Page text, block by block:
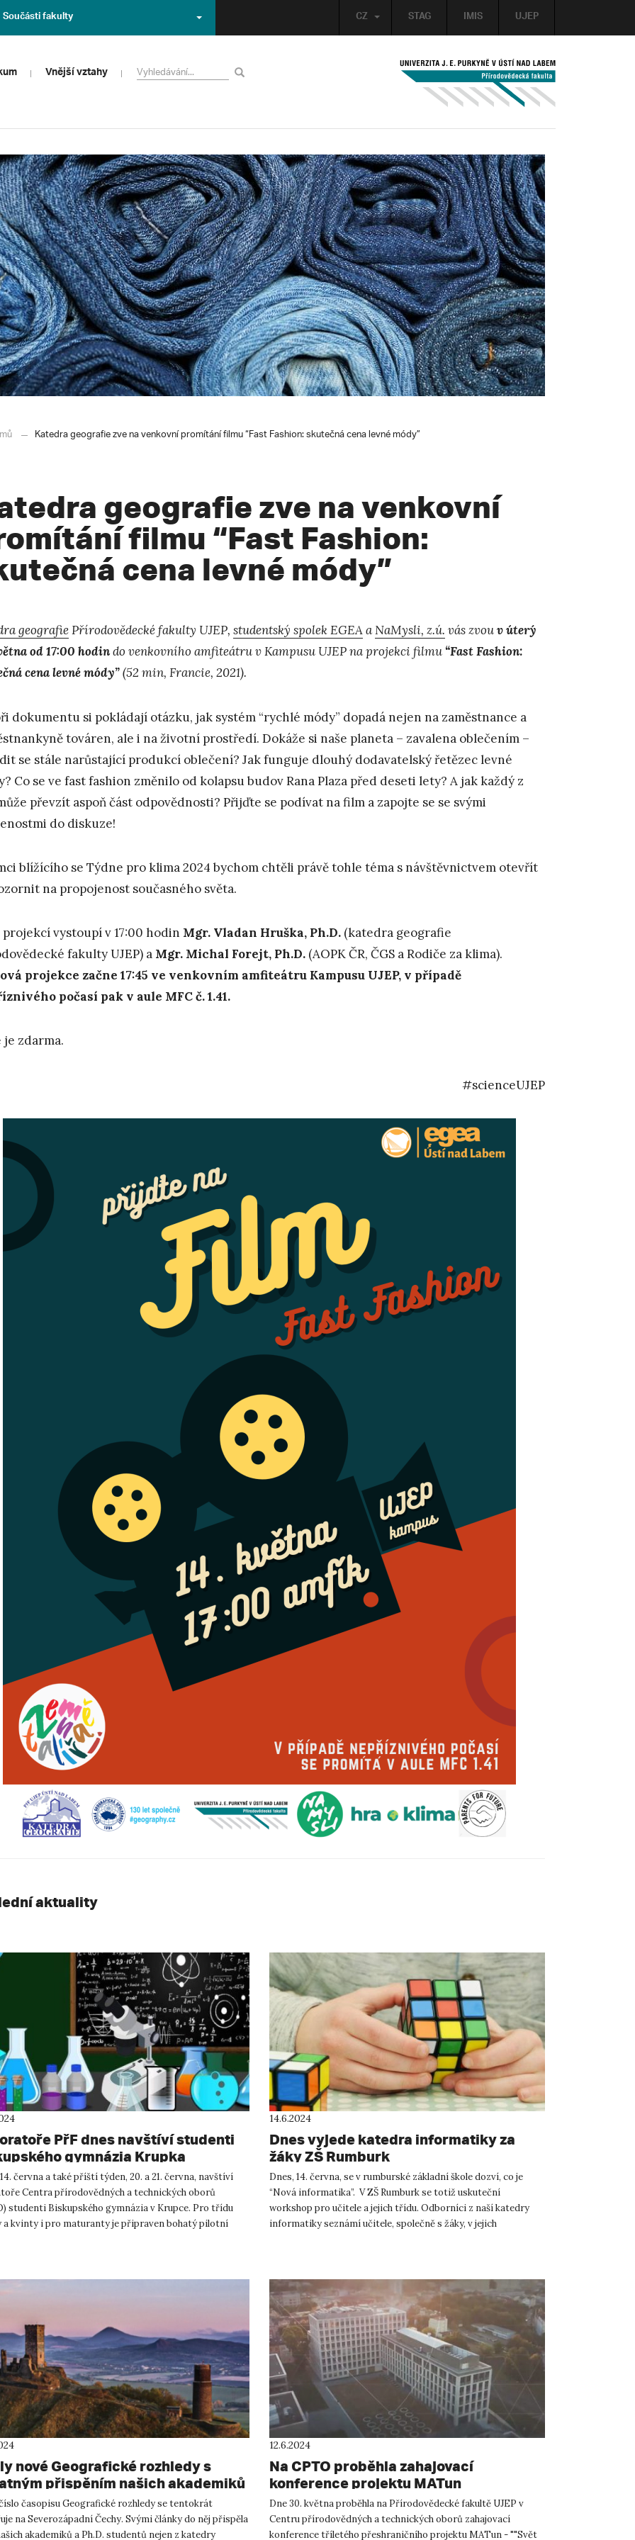
STAG IMIS UJEP
CZ
Součásti fakulty
Vnější vztahy
Katedra geografie zve na venkovní promítání filmu “Fast Fashion: skutečná cena levné módy”
geografie zve na venkovní
filmu “Fast Fashion:
cena levné módy”
geografiePřírodovědecké fakulty UJEP, studentský spolek EGEAaNaMysli, z.ú. vás zvouv úterý
od 17:00 hodindo venkovního amfiteátru v Kampusu UJEP na projekci filmu “Fast Fashion:
cena levné módy”(52 min, Francie, 2021).
dokumentu si pokládají otázku, jak systém “rychlé módy” dopadá nejen na zaměstnance a
továren, ale i na životní prostředí. Dokáže si naše planeta – zavalena oblečením –
se stále narůstající produkcí oblečení? Jak funguje dlouhý dodavatelský řetězec levné
Co se ve fast fashion změnilo od kolapsu budov Rana Plaza před deseti lety? A jak každý z
převzít aspoň část odpovědnosti? Přijďte se podívat na film a zapojte se se svými
do diskuze!
blížícího se Týdne pro klima 2024 bychom chtěli právě tohle téma s návštěvnictvem otevřít
na propojenost současného světa.
projekcí vystoupí v 17:00 hodin Mgr. Vladan Hruška, Ph.D. (katedra geografie
fakulty UJEP) a Mgr. Michal Forejt, Ph.D. (AOPK ČR, ČGS a Rodiče za klima).
projekce začne 17:45 ve venkovním amfiteátru Kampusu UJEP, v případě
počasí pak v aule MFC č. 1.41.
je zdarma.
#scienceUJEP
aktuality
PřF dnes navštíví studenti
gymnázia Krupka
června a také příští týden, 20. a 21. června, navštíví
Centra přírodovědných a technických oborů
studenti Biskupského gymnázia v Krupce. Pro třídu
a kvinty i pro maturanty je připraven bohatý pilotní
14.6.2024
Dnes vyjede katedra informatiky za
žáky ZŠ Rumburk
Dnes, 14. června, se v rumburské základní škole dozví, co je
“Nová informatika”. V ZŠ Rumburk se totiž uskuteční
workshop pro učitele a jejich třídu. Odborníci z naší katedry
informatiky seznámí učitele, společně s žáky, v jejich
nové Geografické rozhledy s
přispěním našich akademiků
časopisu Geografické rozhledy se tentokrát
na Severozápadní Čechy. Svými články do něj přispěla
akademiků a Ph.D. studentů nejen z katedry
12.6.2024
Na CPTO proběhla zahajovací
konference projektu MATun
Dne 30. května proběhla na Přírodovědecké fakultě UJEP v
Centru přírodovědných a technických oborů zahajovací
konference tříletého přeshraničního projektu MATun - ""Svět